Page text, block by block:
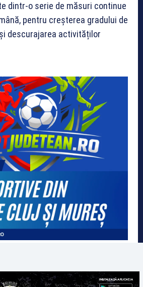
dintr-o serie de măsuri continue
pentru creșterea gradului de
descurajarea activităților